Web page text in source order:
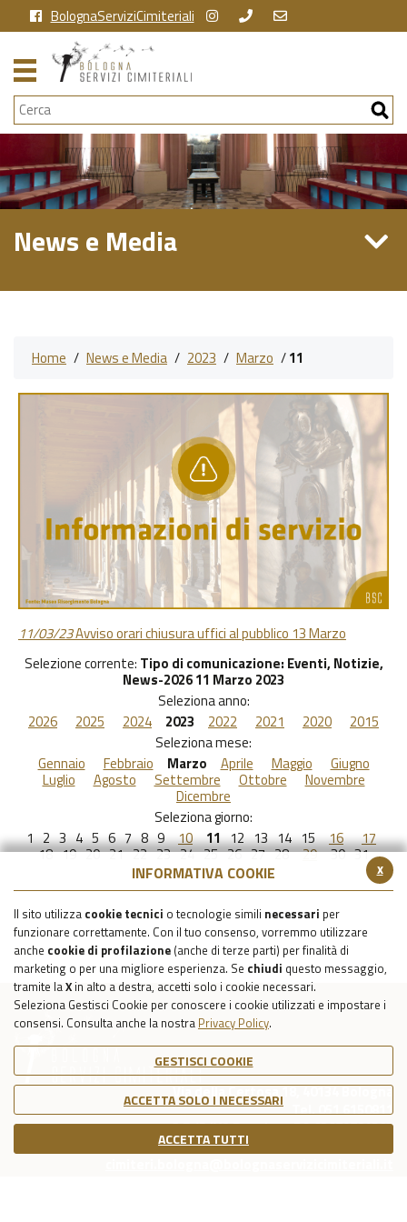
x
INFORMATIVA COOKIE
Il sito utilizza cookie tecnici o tecnologie simili necessari per
funzionare correttamente. Con il tuo consenso, vorremmo utilizzare
anche cookie di profilazione (anche di terze parti) per finalità di
marketing o per una migliore esperienza. Se chiudi questo messaggio,
tramite laX in alto a destra, accetti solo i cookie necessari.
Seleziona Gestisci Cookie per conoscere i cookie utilizzati e impostare i
consensi. Consulta anche la nostra Privacy Policy.
GESTISCI COOKIE
ACCETTA SOLO I NECESSARI
ACCETTA TUTTI
BolognaServiziCimiteriali
Cerca
News e Media
Home / News e Media / 2023 / Marzo /11
11/03/23Avviso orari chiusura uffici al pubblico 13 Marzo
Selezione corrente: Tipo di comunicazione: Eventi, Notizie,
News-2026 11 Marzo 2023
Seleziona anno:
2026
2025 2024 2023 2022 2021 2020
2015
Seleziona mese:
Gennaio
Febbraio Marzo Aprile Maggio Giugno
Luglio Agosto Settembre Ottobre Novembre
Dicembre
Seleziona giorno:
1 2 3 4 5 6 7 8 9 10 11 12 13 14 15 16 17
18 19 20 21 22 23 24 25 26 27 28 29 30 31
Via della Certosa 18, 40134 Bologna
Tel. 051 6150811
C.F./P.IVA Reg. Imp. BO 03079781203
Capitale Sociale Int. Vers. €39.215,69